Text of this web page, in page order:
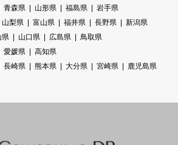
青森県 山形県 福島県
岩手県
山梨県 富山県 福井県 長野県
新潟県
県 山口県 広島県
鳥取県
愛媛県
高知県
長崎県 熊本県 大分県 宮崎県
鹿児島県